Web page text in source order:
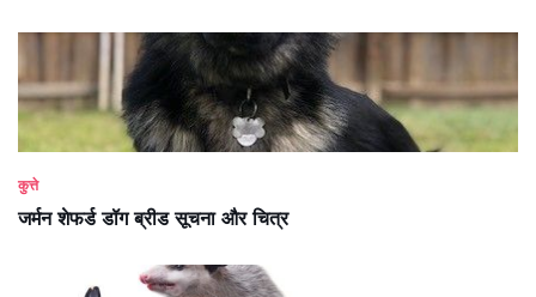
कुत्ते
जर्मन शेफर्ड डॉग ब्रीड सूचना और चित्र